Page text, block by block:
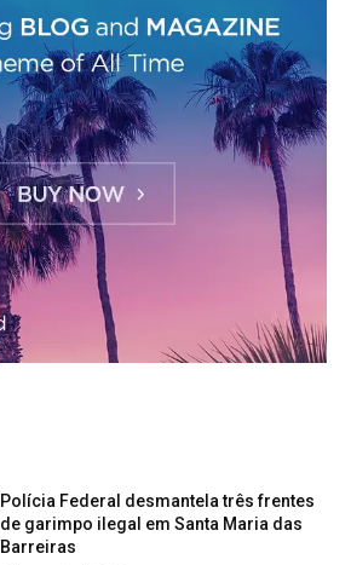
Polícia Federal desmantela três frentes
de garimpo ilegal em Santa Maria das
Barreiras